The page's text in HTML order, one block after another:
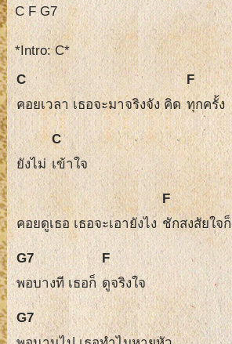
C F G7
*Intro: C*
C
F
คอยเวลา เธอจะมาจริงจัง คิด ทุกครั้ง
C
ยังไม่ เข้าใจ
F
คอยดูเธอ เธอจะเอายังไง ชักสงสัยใจ
G7
F
พอบางที เธอก็ ดูจริงใจ
G7